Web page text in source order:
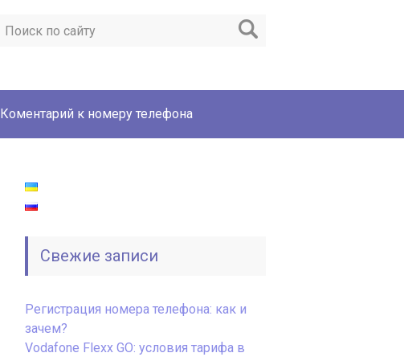
Коментарий к номеру телефона
Свежие записи
Регистрация номера телефона: как и
зачем?
Vodafone Flexx GO: условия тарифа в